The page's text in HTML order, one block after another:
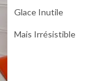
Glace Inutile
Mais Irrésistible